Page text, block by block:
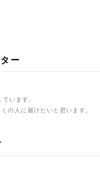
ー
います。
の人に届けたいと思います。